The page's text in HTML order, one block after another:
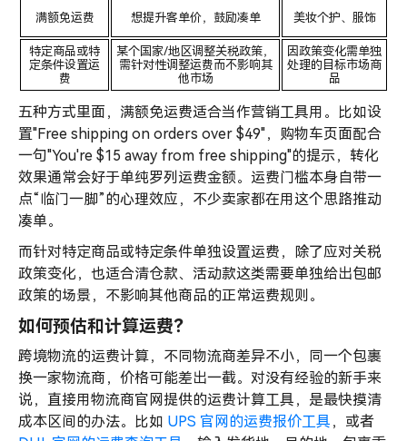
满额免运费 想提升客单价，鼓励凑单 美妆个护、服饰
特定商品或特
定条件设置运
费
某个国家/地区调整关税政策，
需针对性调整运费而不影响其
他市场
因政策变化需单独
处理的目标市场商
品
五种方式里面，满额免运费适合当作营销工具用。比如设
置"Free shipping on orders over $49"，购物车页面配合
一句"You're $15 away from free shipping"的提示，转化
效果通常会好于单纯罗列运费金额。运费门槛本身自带一
点“临门一脚”的心理效应，不少卖家都在用这个思路推动
凑单。
而针对特定商品或特定条件单独设置运费，除了应对关税
政策变化，也适合清仓款、活动款这类需要单独给出包邮
政策的场景，不影响其他商品的正常运费规则。
如何预估和计算运费？
跨境物流的运费计算，不同物流商差异不小，同一个包裹
换一家物流商，价格可能差出一截。对没有经验的新手来
说，直接用物流商官网提供的运费计算工具，是最快摸清
成本区间的办法。比如 UPS 官网的运费报价工具 ，或者